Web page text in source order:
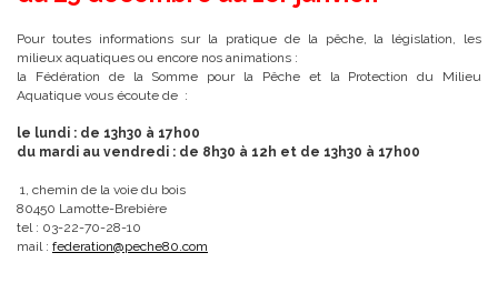
Pour toutes informations sur la pratique de la pêche, la législation, les
milieux aquatiques ou encore nos animations :
la Fédération de la Somme pour la Pêche et la Protection du Milieu
Aquatique vous écoute de :
le lundi : de 13h30 à 17h00
du mardi au vendredi : de 8h30 à 12h et de 13h30 à 17h00
1, chemin de la voie du bois
80450 Lamotte-Brebière
tel : 03-22-70-28-10
mail : federation@peche80.com